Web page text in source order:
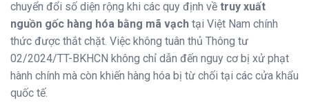
chuyển đổi số diện rộng khi các quy định về truy xuất
nguồn gốc hàng hóa bằng mã vạch tại Việt Nam chính
thức được thắt chặt. Việc không tuân thủ Thông tư
02/2024/TT-BKHCN không chỉ dẫn đến nguy cơ bị xử phạt
hành chính mà còn khiến hàng hóa bị từ chối tại các cửa khẩu
quốc tế.